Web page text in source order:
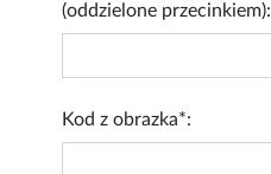
(oddzielone przecinkiem):
Kod z obrazka*: